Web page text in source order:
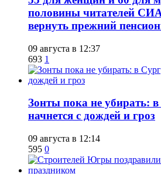
половины читателей
вернуть прежний
09 августа в 12:37
693 1
​Зонты пока не убирать: в
начнется с дождей и гроз
09 августа в 12:14
595 0